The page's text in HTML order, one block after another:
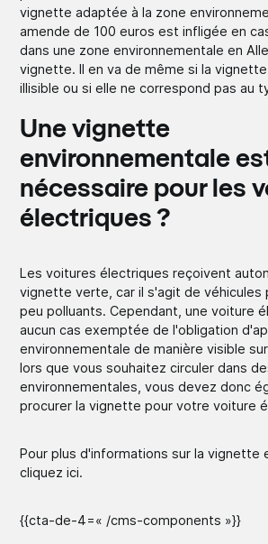
vignette adaptée à la zone
amende de 100 euros est infligée en
dans une zone environnementale en
vignette. Il en va de même si la
illisible ou si elle ne correspond pas au
Une vignette
environnementale
nécessaire pour les
électriques ?
Les voitures électriques reçoivent
vignette verte, car il s'agit de véhicules
peu polluants. Cependant, une voiture
aucun cas exemptée de l'obligation
environnementale de manière visible
lors que vous souhaitez circuler dans
environnementales, vous devez donc
procurer la vignette pour votre voiture
Pour plus d'informations sur la vignette
cliquez ici.
{{cta-de-4=« /cms-components »}}